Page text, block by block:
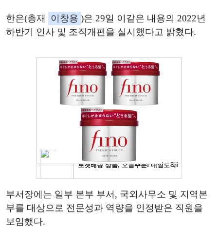
한은(총재 이창용 )은 29일 이같은 내용의 2022년
하반기 인사 및 조직개편을 실시했다고 밝혔다.
부서장에는 일부 본부 부서, 국외사무소 및 지역본
부를 대상으로 전문성과 역량을 인정받은 직원을
보임했다.